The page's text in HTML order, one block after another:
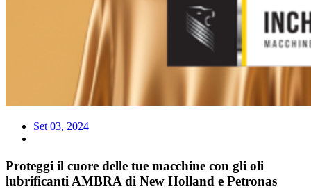
Set 03, 2024
Proteggi il cuore delle tue macchine con gli oli
lubrificanti AMBRA di New Holland e Petronas